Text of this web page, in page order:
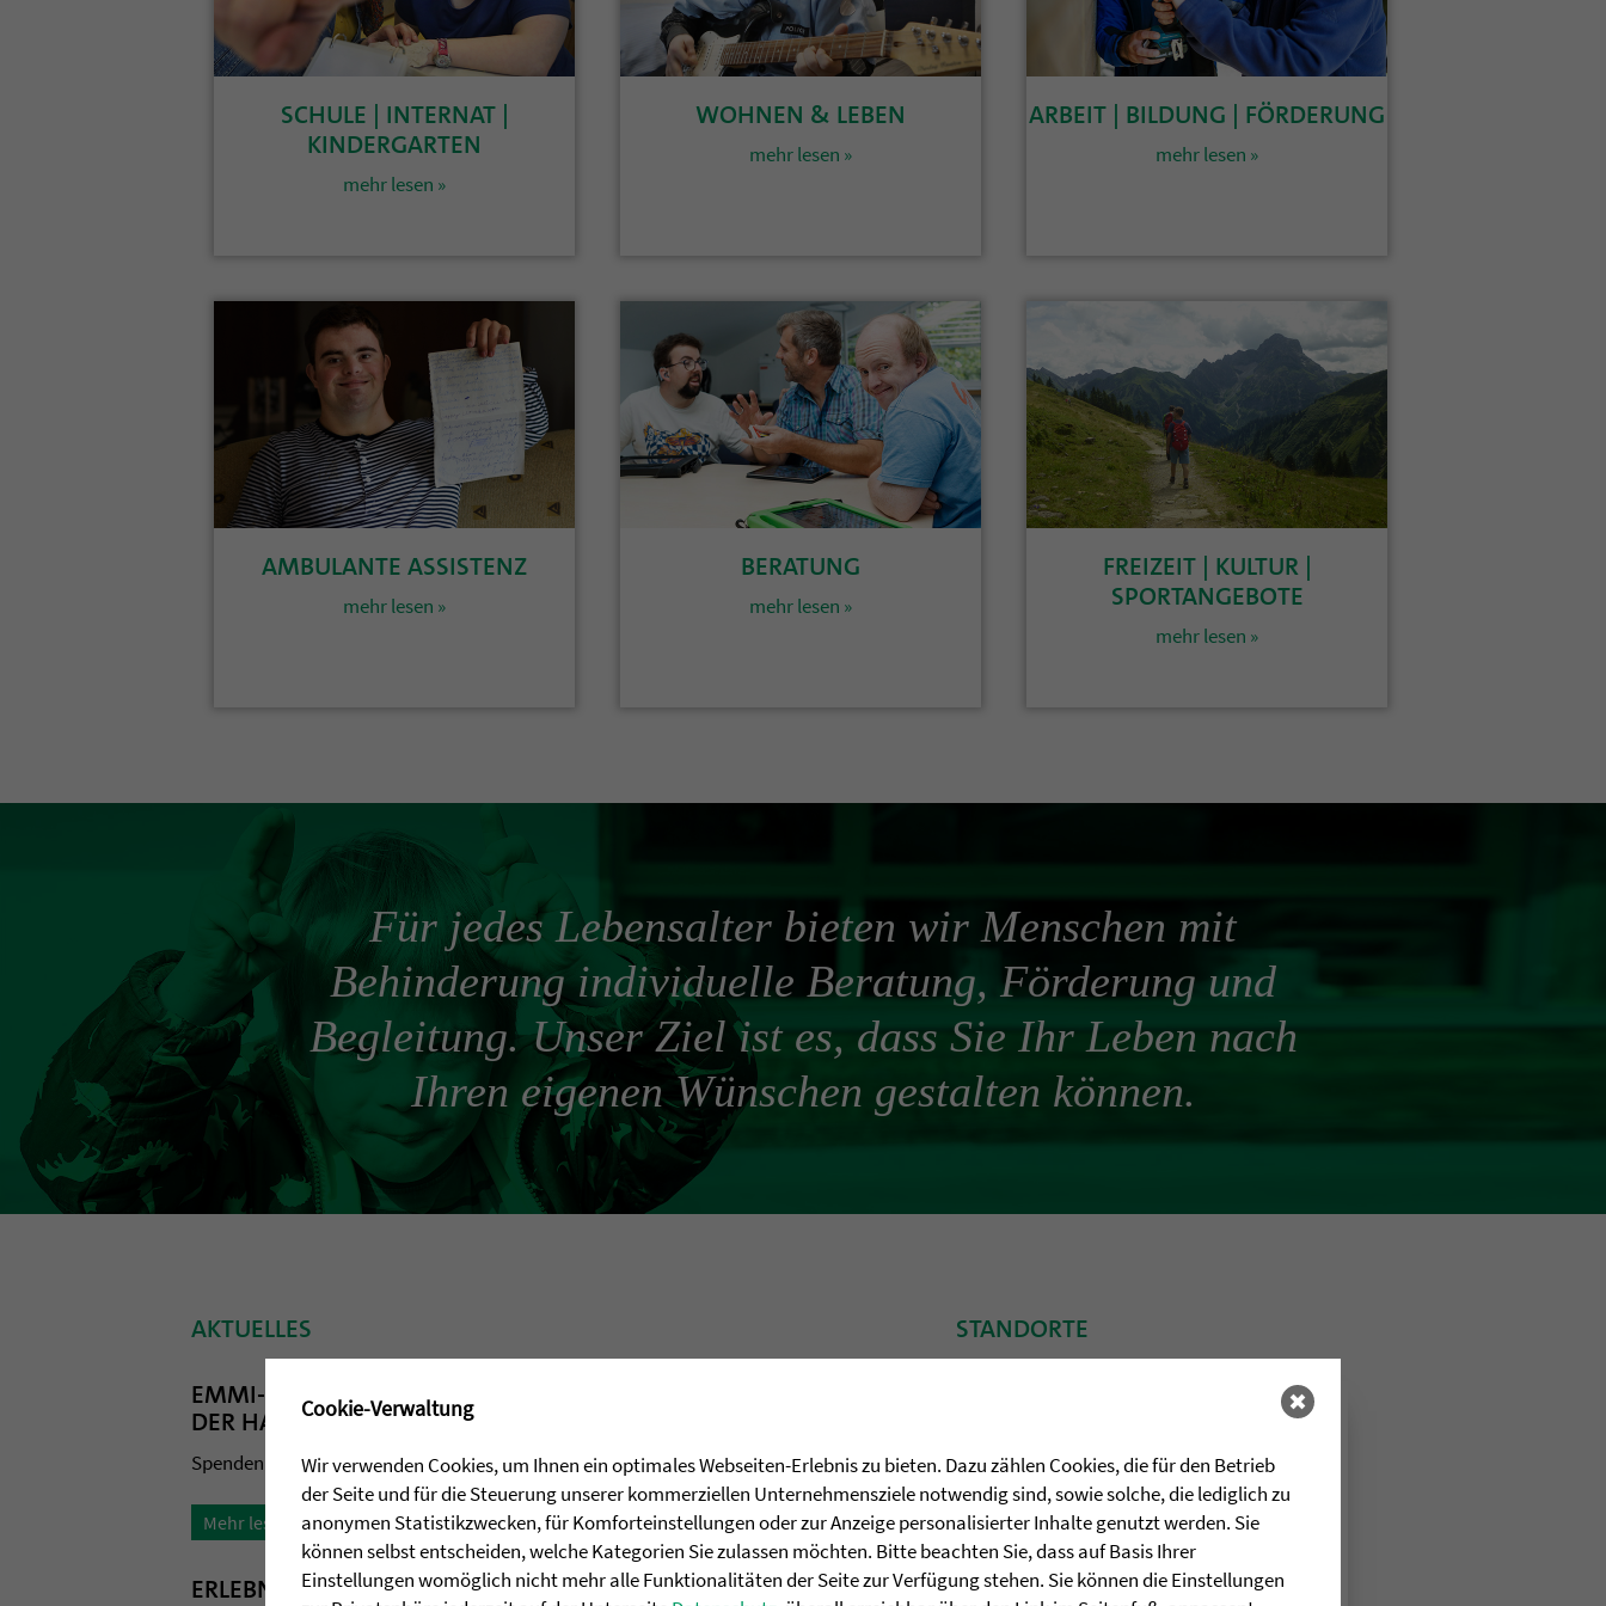
SCHULE | INTERNAT |
KINDERGARTEN
mehr lesen »
WOHNEN & LEBEN
mehr lesen »
ARBEIT | BILDUNG | FÖRDERUNG
mehr lesen »
AMBULANTE ASSISTENZ
mehr lesen »
BERATUNG
mehr lesen »
FREIZEIT | KULTUR |
SPORTANGEBOTE
mehr lesen »
Für jedes Lebensalter bieten wir Menschen mit
Behinderung individuelle Beratung, Förderung und
Begleitung. Unser Ziel ist es, dass Sie Ihr Leben nach
Ihren eigenen Wünschen gestalten können.
AKTUELLES
EMMI-STIFTUNG AUS BALINGEN SPENDET FÜR PROJEKT IN
DER HASLACHMÜHLE
Spendenübergabe für neues Zuhause für Hasen und ...
Mehr lesen
ERLEBNISPÄDAGOGISCHE FREIZEIT IM ALLGÄU STÄRKT
STANDORTE
Cookie Einstellungen bearbeiten
Cookie-Verwaltung
Wir verwenden Cookies, um Ihnen ein optimales Webseiten-Erlebnis zu bieten. Dazu zählen Cookies, die für den Betrieb
der Seite und für die Steuerung unserer kommerziellen Unternehmensziele notwendig sind, sowie solche, die lediglich zu
anonymen Statistikzwecken, für Komforteinstellungen oder zur Anzeige personalisierter Inhalte genutzt werden. Sie
können selbst entscheiden, welche Kategorien Sie zulassen möchten. Bitte beachten Sie, dass auf Basis Ihrer
Einstellungen womöglich nicht mehr alle Funktionalitäten der Seite zur Verfügung stehen. Sie können die Einstellungen